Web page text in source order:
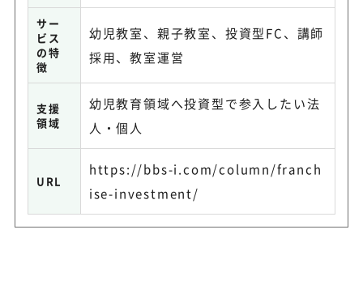
サー
ビス
の特
徴
幼児教室、親子教室、投資型FC、講師
採用、教室運営
支援
領域
幼児教育領域へ投資型で参入したい法
人・個人
URL
https://bbs-i.com/column/franch
ise-investment/